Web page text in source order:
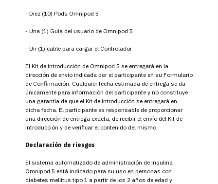
- Diez (10) Pods Omnipod 5
- Una (1) Guía del usuario de Omnipod 5
- Un (1) cable para cargar el Controlador
El Kit de introducción de Omnipod 5 se entregará en la
dirección de envío indicada por el participante en su Formulario
de Confirmación. Cualquier fecha estimada de entrega se da
únicamente para información del participante y no constituye
una garantía de que el Kit de introducción se entregará en
dicha fecha. El participante es responsable de proporcionar
una dirección de entrega exacta, de recibir el envío del Kit de
introducción y de verificar el contenido del mismo.
Declaración de riesgos
El sistema automatizado de administración de insulina
Omnipod 5 está indicado para su uso en personas con
diabetes mellitus tipo 1 a partir de los 2 años de edad y